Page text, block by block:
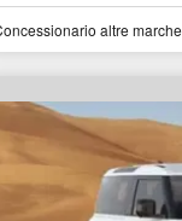
altre marche